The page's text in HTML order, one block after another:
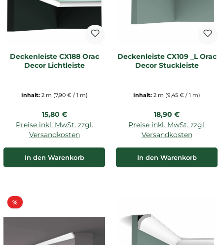
Deckenleiste CX188 Orac
Decor Lichtleiste
Inhalt: 2 m (7,90 € / 1 m)
Regulärer Preis:
15,80 €
Preise inkl. MwSt. zzgl.
Versandkosten
In den Warenkorb
Deckenleiste CX109 _L Orac
Decor Stuckleiste
Inhalt: 2 m (9,45 € / 1 m)
Regulärer Preis:
18,90 €
Preise inkl. MwSt. zzgl.
Versandkosten
In den Warenkorb
%Rabatt